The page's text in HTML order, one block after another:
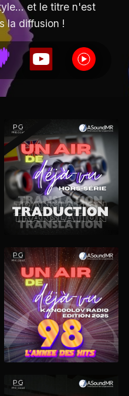
et le titre n'est
la diffusion !